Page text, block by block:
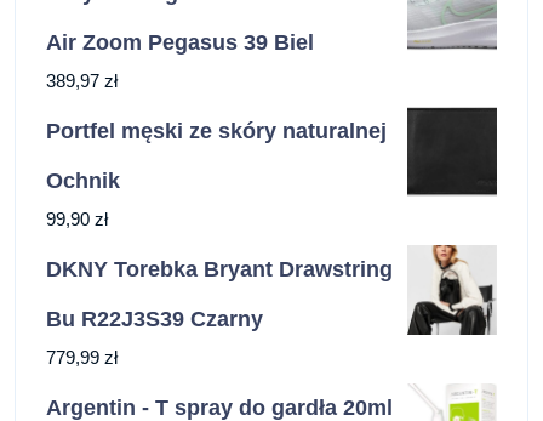
Air Zoom Pegasus 39 Biel
389,97 zł
Portfel męski ze skóry naturalnej
Ochnik
99,90 zł
DKNY Torebka Bryant Drawstring
Bu R22J3S39 Czarny
779,99 zł
Argentin - T spray do gardła 20ml